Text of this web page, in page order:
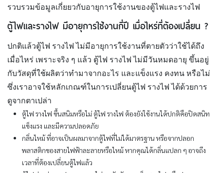
รวบรวมข้อมูลเกี่ยยวกับอายุการใช้งานของตู้ไฟและรางไฟ
ตู้ไฟและรางไฟ มีอายุการใช้งานกี่ปี เมื่อไหร่ที่ต้องเปลี่ยน ?
ปกติแล้วตู้ไฟ รางไฟ ไม่มีอายุการใช้งานที่ตายตัวว่าใช้ได้ถึง
เมื่อไหร่ เพราะจริง ๆ แล้ว ตู้ไฟ รางไฟ ไม่มีวันหมดอายุ ขึ้นอยู่
กับวัสดุที่ใช้ผลิตว่าทำมาจากอะไร และแข็งแรง คงทน หรือไม่
ซึ่งเราอาจใช้หลักเกณฑ์ในการเปลี่ยนตู้ไฟ รางไฟ ได้ด้วยการ
ดูจากตาเปล่า
ตู้ไฟ รางไฟ ขึ้นสนิมหรือไม่ ตู้ไฟ รางไฟ ต้องยังใช้งานได้ปกติคือปิดสนิท
แข็งแรง และมีความปลอดภัย
กลิ่นไหม้ ที่อาจเป็นผลมาจากตู้ไฟที่ไม่ได้มาตรฐาน หรือจากปลอก
พลาสติกของสายไฟฟ้าละลายหรือไหม้ หากคุณได้กลิ่นแปลก ๆ อาจถึง
เวลาที่ต้องเปลี่ยนตู้ไฟแล้ว